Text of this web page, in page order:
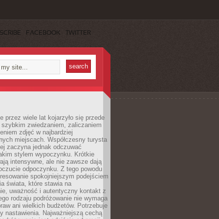
FACEBOOK TWITTER
przez wiele lat kojarzyło się przede
zwiedzaniem, zaliczaniem
zdjęć w najbardziej
miejscach. Współczesny turysta
zaczyna jednak odczuwać
stylem wypoczynku. Krótkie
intensywne, ale nie zawsze dają
odpoczynku. Z tego powodu
spokojniejszym podejściem
świata, które stawia na
uważność i autentyczny kontakt z
rodzaju podróżowanie nie wymaga
ani wielkich budżetów. Potrzebuje
nastawienia. Najważniejszą cechą